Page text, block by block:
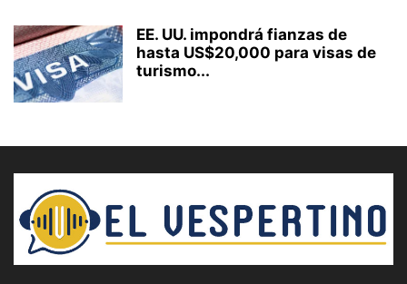
EE. UU. impondrá fianzas de
hasta US$20,000 para visas de
turismo...